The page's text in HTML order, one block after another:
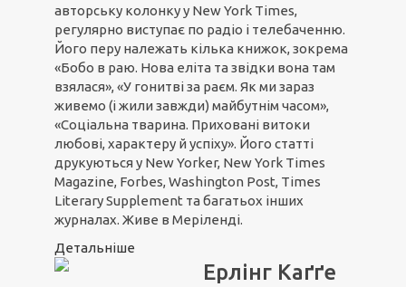
авторську колонку у New York Times,
регулярно виступає по радіо і телебаченню.
Його перу належать кілька книжок, зокрема
«Бобо в раю. Нова еліта та звідки вона там
взялася», «У гонитві за раєм. Як ми зараз
живемо (і жили завжди) майбутнім часом»,
«Соціальна тварина. Приховані витоки
любові, характеру й успіху». Його статті
друкуються у New Yorker, New York Times
Magazine, Forbes, Washington Post, Times
Literary Supplement та багатьох інших
журналах. Живе в Меріленді.
Детальніше
Ерлінг Каґґе